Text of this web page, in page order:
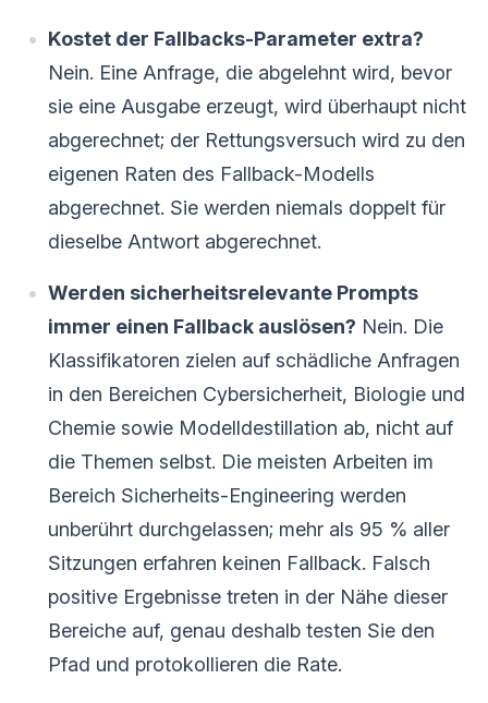
Kostet der Fallbacks-Parameter extra?
Nein. Eine Anfrage, die abgelehnt wird, bevor
sie eine Ausgabe erzeugt, wird überhaupt nicht
abgerechnet; der Rettungsversuch wird zu den
eigenen Raten des Fallback-Modells
abgerechnet. Sie werden niemals doppelt für
dieselbe Antwort abgerechnet.
Werden sicherheitsrelevante Prompts
immer einen Fallback auslösen? Nein. Die
Klassifikatoren zielen auf schädliche Anfragen
in den Bereichen Cybersicherheit, Biologie und
Chemie sowie Modelldestillation ab, nicht auf
die Themen selbst. Die meisten Arbeiten im
Bereich Sicherheits-Engineering werden
unberührt durchgelassen; mehr als 95 % aller
Sitzungen erfahren keinen Fallback. Falsch
positive Ergebnisse treten in der Nähe dieser
Bereiche auf, genau deshalb testen Sie den
Pfad und protokollieren die Rate.